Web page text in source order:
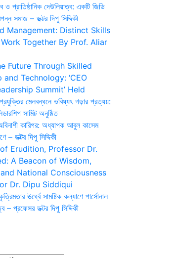
ও প্রাতিষ্ঠানিক দেউলিয়াত্ব: একটি জিডি
সমাজ – ডক্টর দিপু সিদ্দিকী
Management: Distinct Skills
Together By Prof. Aliar
Future Through Skilled
and Technology: ‘CEO
Summit’ Held
মেলবন্ধনে ভবিষ্যৎ গড়ার প্রত্যয়:
সামিট অনুষ্ঠিত
কারিগর: অধ্যাপক আবুল কাসেম
ডক্টর দিপু সিদ্দিকী
Erudition, Professor Dr.
A Beacon of Wisdom,
National Consciousness
Dr. Dipu Siddiqui
ঊর্ধ্বে সামষ্টিক কল্যাণে পার্সোনাল
– প্রফেসর ডক্টর দিপু সিদ্দিকী